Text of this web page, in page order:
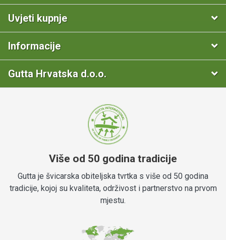
Uvjeti kupnje
Informacije
Gutta Hrvatska d.o.o.
Više od 50 godina tradicije
Gutta je švicarska obiteljska tvrtka s više od 50 godina
tradicije, kojoj su kvaliteta, održivost i partnerstvo na prvom
mjestu.